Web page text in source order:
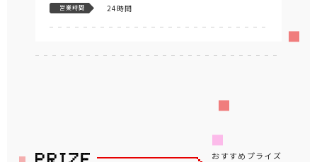
営業時間 24時間
おすすめプライズ